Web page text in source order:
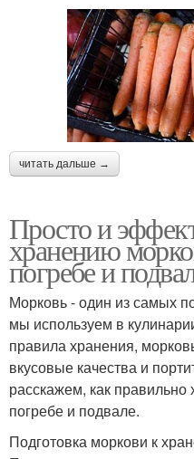
читать дальше →
Просто и
хранению
погребе и
Морковь - один из самых
мы используем в
правила хранения,
вкусовые качества и
расскажем, как правильно
погребе и подвале.
Подготовка моркови к